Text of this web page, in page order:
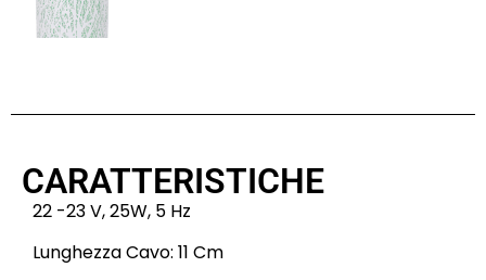
CARATTERISTICHE
22 -23 V, 25W, 5 Hz
Lunghezza Cavo: 11 Cm